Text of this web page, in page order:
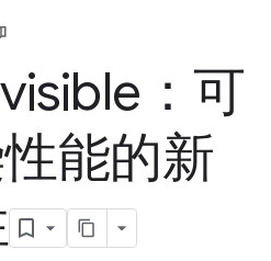
：可
能的新